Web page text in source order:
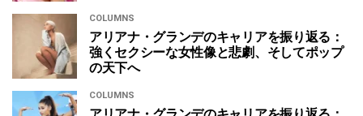
COLUMNS
アリアナ・グランデのキャリアを振り返る：
強くセクシーな女性像と悲劇、そしてポップ
の天下へ
COLUMNS